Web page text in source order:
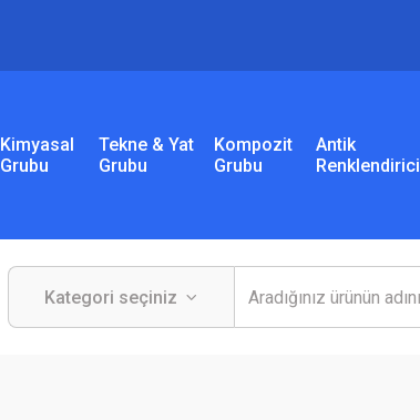
Kimyasal
Grubu
Tekne & Yat
Grubu
Kompozit
Grubu
Antik
Renklendirici